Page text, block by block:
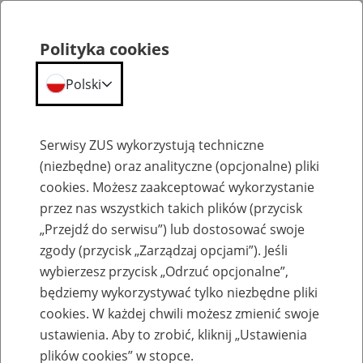
Emerytury
Baza zlikwidowanych lub
przekształconych zakładów pracy
Polityka cookies
Polski
Serwisy ZUS wykorzystują techniczne
(niezbędne) oraz analityczne (opcjonalne) pliki
cookies. Możesz zaakceptować wykorzystanie
przez nas wszystkich takich plików (przycisk
„Przejdź do serwisu”) lub dostosować swoje
zgody (przycisk „Zarządzaj opcjami”). Jeśli
wybierzesz przycisk „Odrzuć opcjonalne”,
będziemy wykorzystywać tylko niezbędne pliki
cookies. W każdej chwili możesz zmienić swoje
ustawienia. Aby to zrobić, kliknij „Ustawienia
plików cookies” w stopce.